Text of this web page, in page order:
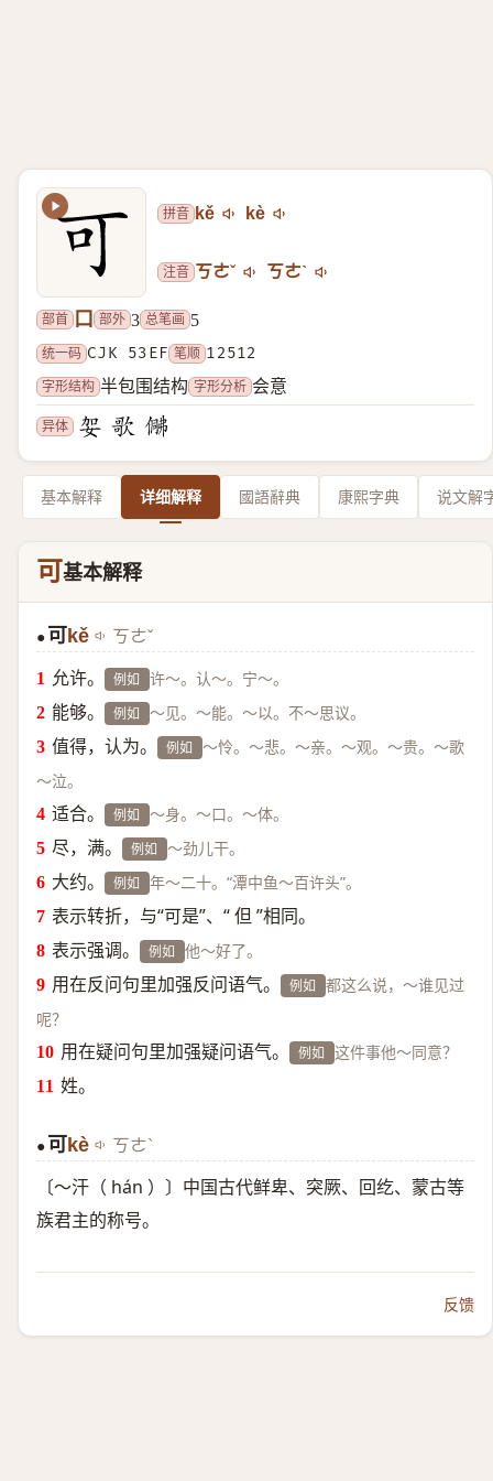
拼音 kě kè
注音 ㄎㄜˇ ㄎㄜˋ
部首 口 部外 3 总笔画 5
统一码 CJK 53EF 笔顺 12512
字形结构 半包围结构 字形分析 会意
异体
基本解释 详细解释 國語辭典 康熙字典 说文解
可基本解释
● 可 kě ㄎㄜˇ
允许。 例如 许～。认～。宁～。
能够。 例如 ～见。～能。～以。不～思议。
值得，认为。 例如 ～怜。～悲。～亲。～观。～贵。～歌
～泣。
适合。 例如 ～身。～口。～体。
尽，满。 例如 ～劲儿干。
大约。 例如 年～二十。“潭中鱼～百许头”。
表示转折，与“可是”、“ 但 ”相同。
表示强调。
例如 他～好了。
用在反问句里加强反问语气。 例如 都这么说，～谁见过
呢？
用在疑问句里加强疑问语气。 例如 这件事他～同意？
姓。
● 可 kè ㄎㄜˋ
〔～汗（ hán ）〕中国古代鲜卑、突厥、回纥、蒙古等
族君主的称号。
反馈